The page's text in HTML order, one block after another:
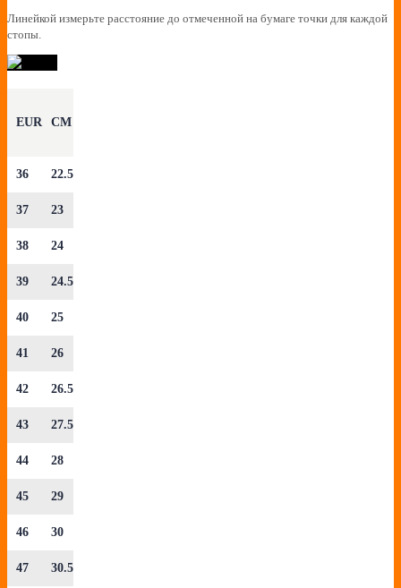
EUR CM
36 22.5
37 23
38 24
39 24.5
40 25
41 26
42 26.5
43 27.5
44 28
45 29
46 30
47 30.5
Линейкой измерьте расстояние до отмеченной на бумаге точки для каждой
стопы.